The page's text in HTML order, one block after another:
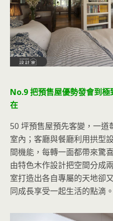
No.9 把預售屋優勢發會到
在
50 坪預售屋預先客變，一道
室內；客廳與餐廳利用拱型
間機能，每轉一面都帶來驚
由特色木作設計把空間分成
室打造出各自專屬的天地卻
同成長享受一起生活的點滴。